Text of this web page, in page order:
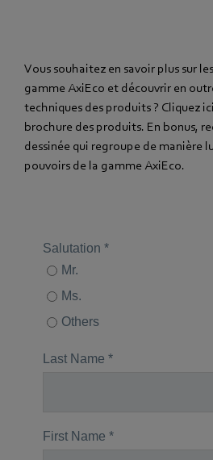
Vous souhaitez en savoir plus sur
gamme AxiEco et découvrir en
techniques des produits ? Cliquez
brochure des produits. En bonus,
dessinée qui regroupe de manière
pouvoirs de la gamme AxiEco.